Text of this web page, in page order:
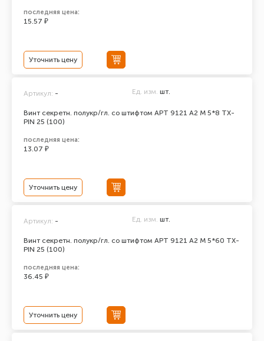
последняя цена:
15.57 ₽
Уточнить цену
Винт секретн. полукр/гл. со штифтом АРТ 9121 А2 M 5*8 TX-
PIN 25 (100)
Артикул: - Ед. изм. шт.
последняя цена:
13.07 ₽
Уточнить цену
Винт секретн. полукр/гл. со штифтом АРТ 9121 А2 M 5*60 TX-
PIN 25 (100)
Артикул: - Ед. изм. шт.
последняя цена:
36.45 ₽
Уточнить цену